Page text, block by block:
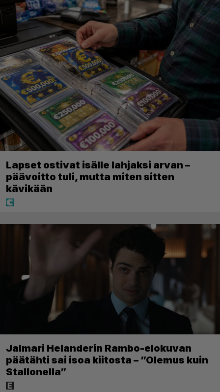
Lapset ostivat isälle lahjaksi arvan –
päävoitto tuli, mutta miten sitten
kävikään
Jalmari Helanderin Rambo-elokuvan
päätähti sai isoa kiitosta – ”Olemus kuin
Stallonella”